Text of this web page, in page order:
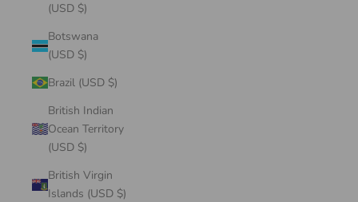
(USD $)
Botswana
(USD $)
Brazil (USD $)
British Indian
Ocean Territory
(USD $)
British Virgin
Islands (USD $)